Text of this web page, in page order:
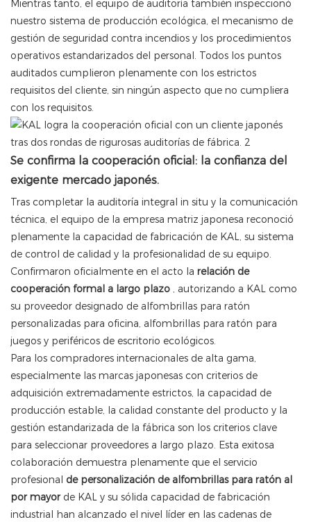
Mientras tanto, el equipo de auditoría también inspeccionó
nuestro sistema de producción ecológica, el mecanismo de
gestión de seguridad contra incendios y los procedimientos
operativos estandarizados del personal. Todos los puntos
auditados cumplieron plenamente con los estrictos
requisitos del cliente, sin ningún aspecto que no cumpliera
con los requisitos.
Se confirma la cooperación oficial: la confianza del
exigente mercado japonés.
Tras completar la auditoría integral in situ y la comunicación
técnica, el equipo de la empresa matriz japonesa reconoció
plenamente la capacidad de fabricación de KAL, su sistema
de control de calidad y la profesionalidad de su equipo.
Confirmaron oficialmente en el acto la relación de
cooperación formal a largo plazo , autorizando a KAL como
su proveedor designado de alfombrillas para ratón
personalizadas para oficina, alfombrillas para ratón para
juegos y periféricos de escritorio ecológicos.
Para los compradores internacionales de alta gama,
especialmente las marcas japonesas con criterios de
adquisición extremadamente estrictos, la capacidad de
producción estable, la calidad constante del producto y la
gestión estandarizada de la fábrica son los criterios clave
para seleccionar proveedores a largo plazo. Esta exitosa
colaboración demuestra plenamente que el servicio
profesional de personalización de alfombrillas para ratón al
por mayorde KAL y su sólida capacidad de fabricación
industrial han alcanzado el nivel líder en las cadenas de